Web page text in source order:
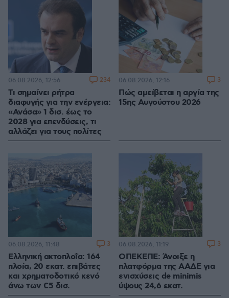
Τι σημαίνει ρήτρα
διαφυγής για την ενέργεια:
«Ανάσα» 1 δισ. έως το
2028 για επενδύσεις, τι
αλλάζει για τους πολίτες
06.08.2026, 12:56 234
Πώς αμείβεται η αργία της
15ης Αυγούστου 2026
06.08.2026, 12:16 3
Ελληνική ακτοπλοΐα: 164
πλοία, 20 εκατ. επιβάτες
και χρηματοδοτικό κενό
άνω των €5 δισ.
06.08.2026, 11:48 3
ΟΠΕΚΕΠΕ: Άνοιξε η
πλατφόρμα της ΑΑΔΕ για
ενισχύσεις de minimis
ύψους 24,6 εκατ.
06.08.2026, 11:19 3